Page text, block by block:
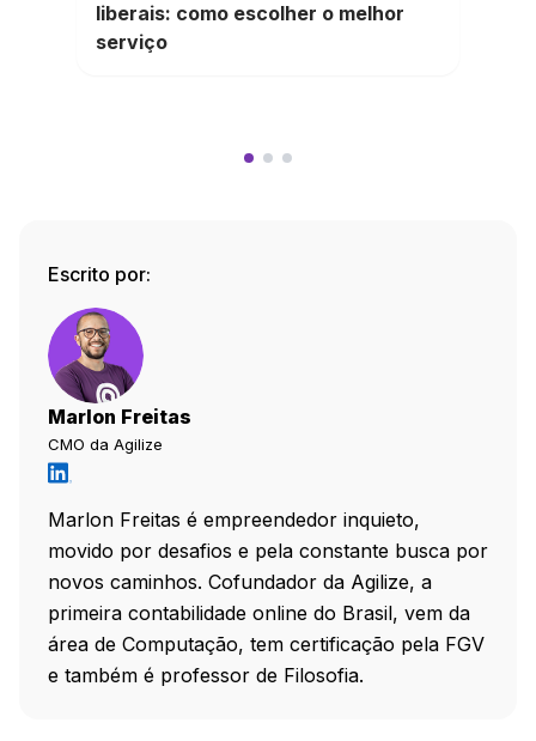
liberais: como escolher o melhor
serviço
Escrito por:
Marlon Freitas
CMO da Agilize
Marlon Freitas é empreendedor inquieto,
movido por desafios e pela constante busca por
novos caminhos. Cofundador da Agilize, a
primeira contabilidade online do Brasil, vem da
área de Computação, tem certificação pela FGV
e também é professor de Filosofia.